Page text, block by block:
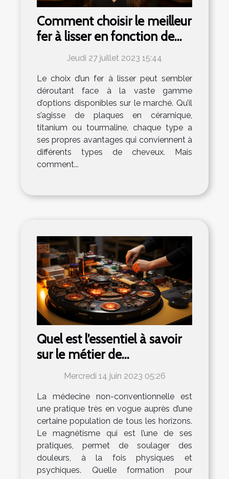
Comment choisir le meilleur
fer à lisser en fonction de
votre type de cheveux
Jeudi 27 juillet 2023 15:44
Le choix d’un fer à lisser peut sembler
déroutant face à la vaste gamme
d’options disponibles sur le marché. Qu’il
s’agisse de plaques en céramique,
titanium ou tourmaline, chaque type a
ses propres avantages qui conviennent à
différents types de cheveux. Mais
comment...
Quel est l’essentiel à savoir
sur le métier de
magnétiseur ?
Mercredi 14 juin 2023 05:26
La médecine non-conventionnelle est
une pratique très en vogue auprès d’une
certaine population de tous les horizons.
Le magnétisme qui est l’une de ses
pratiques, permet de soulager des
douleurs, à la fois physiques et
psychiques. Quelle formation pour